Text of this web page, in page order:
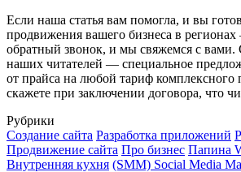
Если наша статья вам помогла, и вы
продвижения вашего бизнеса в регионах
обратный звонок, и мы свяжемся с вами.
наших читателей — специальное
от прайса на любой тариф комплексного
скажете при заключении договора, что
Рубрики
Создание сайта Разработка приложений
Продвижение сайта Про бизнес Папина
Внутренняя кухня (SMM) Social Media